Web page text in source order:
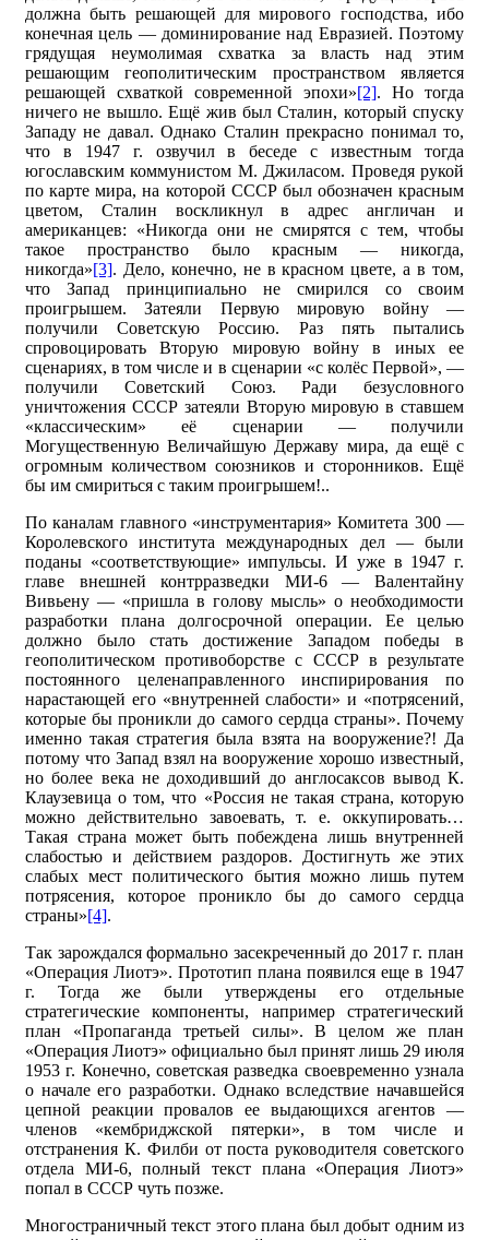
должна быть решающей для мирового господства, ибо
конечная цель — доминирование над Евразией. Поэтому
грядущая неумолимая схватка за власть над этим
решающим геополитическим пространством является
решающей схваткой современной эпохи»[2]. Но тогда
ничего не вышло. Ещё жив был Сталин, который спуску
Западу не давал. Однако Сталин прекрасно понимал то,
что в 1947 г. озвучил в беседе с известным тогда
югославским коммунистом М. Джиласом. Проведя рукой
по карте мира, на которой СССР был обозначен красным
цветом, Сталин воскликнул в адрес англичан и
американцев: «Никогда они не смирятся с тем, чтобы
такое пространство было красным — никогда,
никогда»[3]. Дело, конечно, не в красном цвете, а в том,
что Запад принципиально не смирился со своим
проигрышем. Затеяли Первую мировую войну —
получили Советскую Россию. Раз пять пытались
спровоцировать Вторую мировую войну в иных ее
сценариях, в том числе и в сценарии «с колёс Первой», —
получили Советский Союз. Ради безусловного
уничтожения СССР затеяли Вторую мировую в ставшем
«классическим» её сценарии — получили
Могущественную Величайшую Державу мира, да ещё с
огромным количеством союзников и сторонников. Ещё
бы им смириться с таким проигрышем!..
По каналам главного «инструментария» Комитета 300 —
Королевского института международных дел — были
поданы «соответствующие» импульсы. И уже в 1947 г.
главе внешней контрразведки МИ-6 — Валентайну
Вивьену — «пришла в голову мысль» о необходимости
разработки плана долгосрочной операции. Ее целью
должно было стать достижение Западом победы в
геополитическом противоборстве с СССР в результате
постоянного целенаправленного инспирирования по
нарастающей его «внутренней слабости» и «потрясений,
которые бы проникли до самого сердца страны». Почему
именно такая стратегия была взята на вооружение?! Да
потому что Запад взял на вооружение хорошо известный,
но более века не доходивший до англосаксов вывод К.
Клаузевица о том, что «Россия не такая страна, которую
можно действительно завоевать, т. е. оккупировать…
Такая страна может быть побеждена лишь внутренней
слабостью и действием раздоров. Достигнуть же этих
слабых мест политического бытия можно лишь путем
потрясения, которое проникло бы до самого сердца
страны»[4].
Так зарождался формально засекреченный до 2017 г. план
«Операция Лиотэ». Прототип плана появился еще в 1947
г. Тогда же были утверждены его отдельные
стратегические компоненты, например стратегический
план «Пропаганда третьей силы». В целом же план
«Операция Лиотэ» официально был принят лишь 29 июля
1953 г. Конечно, советская разведка своевременно узнала
о начале его разработки. Однако вследствие начавшейся
цепной реакции провалов ее выдающихся агентов —
членов «кембриджской пятерки», в том числе и
отстранения К. Филби от поста руководителя советского
отдела МИ-6, полный текст плана «Операция Лиотэ»
попал в СССР чуть позже.
Многостраничный текст этого плана был добыт одним из